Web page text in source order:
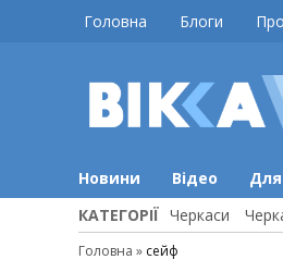
Головна Блоги
Новини Відео
КАТЕГОРІЇ Черкаси
Головна » сейф